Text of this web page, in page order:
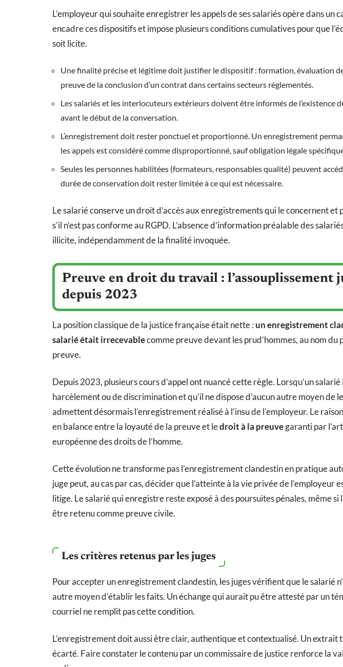
L’employeur qui souhaite enregistrer les appels de ses salariés opère dans un
encadre ces dispositifs et impose plusieurs conditions cumulatives pour que
soit licite.
Une finalité précise et légitime doit justifier le dispositif : formation, évaluation
preuve de la conclusion d’un contrat dans certains secteurs réglementés.
Les salariés et les interlocuteurs extérieurs doivent être informés de l’existence
avant le début de la conversation.
L’enregistrement doit rester ponctuel et proportionné. Un enregistrement
les appels est considéré comme disproportionné, sauf obligation légale
Seules les personnes habilitées (formateurs, responsables qualité) peuvent
durée de conservation doit rester limitée à ce qui est nécessaire.
Le salarié conserve un droit d’accès aux enregistrements qui le concernent et
s’il n’est pas conforme au RGPD. L’absence d’information préalable des
illicite, indépendamment de la finalité invoquée.
Preuve en droit du travail :
depuis 2023
La position classique de la justice française était nette : un enregistrement
salarié était irrecevablecomme preuve devant les prud’hommes, au nom du
preuve.
Depuis 2023, plusieurs cours d’appel ont nuancé cette règle. Lorsqu’un
harcèlement ou de discrimination et qu’il ne dispose d’aucun autre moyen de
admettent désormais l’enregistrement réalisé à l’insu de l’employeur. Le
en balance entre la loyauté de la preuve et ledroit à la preuvegaranti par
européenne des droits de l’homme.
Cette évolution ne transforme pas l’enregistrement clandestin en pratique
juge peut, au cas par cas, décider que l’atteinte à la vie privée de l’employeur
litige. Le salarié qui enregistre reste exposé à des poursuites pénales, même
être retenu comme preuve civile.
Les critères retenus par les juges
Pour accepter un enregistrement clandestin, les juges vérifient que le salarié
autre moyen d’établir les faits. Un échange qui aurait pu être attesté par un
courriel ne remplit pas cette condition.
L’enregistrement doit aussi être clair, authentique et contextualisé. Un extrait
écarté. Faire constater le contenu par un commissaire de justice renforce la